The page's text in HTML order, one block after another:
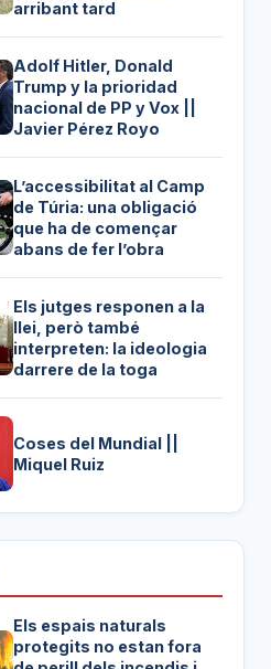
arribant tard
Adolf Hitler, Donald
Trump y la prioridad
nacional de PP y Vox ||
Javier Pérez Royo
L’accessibilitat al Camp
de Túria: una obligació
que ha de començar
abans de fer l’obra
Els jutges responen a la
llei, però també
interpreten: la ideologia
darrere de la toga
Coses del Mundial ||
Miquel Ruiz
Els espais naturals
protegits no estan fora